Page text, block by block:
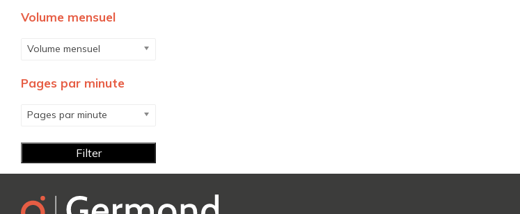
Volume mensuel
Volume mensuel
Pages par minute
Pages par minute
Filter